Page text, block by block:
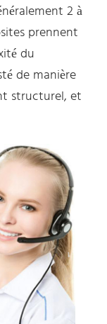
2 à
prennent
du
de manière
structurel, et